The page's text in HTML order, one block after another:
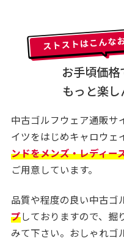
お手頃価
もっと楽し
中古ゴルフウェア通販サ
イツをはじめキャロウェ
ンドをメンズ・レディー
ご用意しています。
品質や程度の良い中古ゴ
プしておりますので、掘
みて下さい。おしゃれゴ